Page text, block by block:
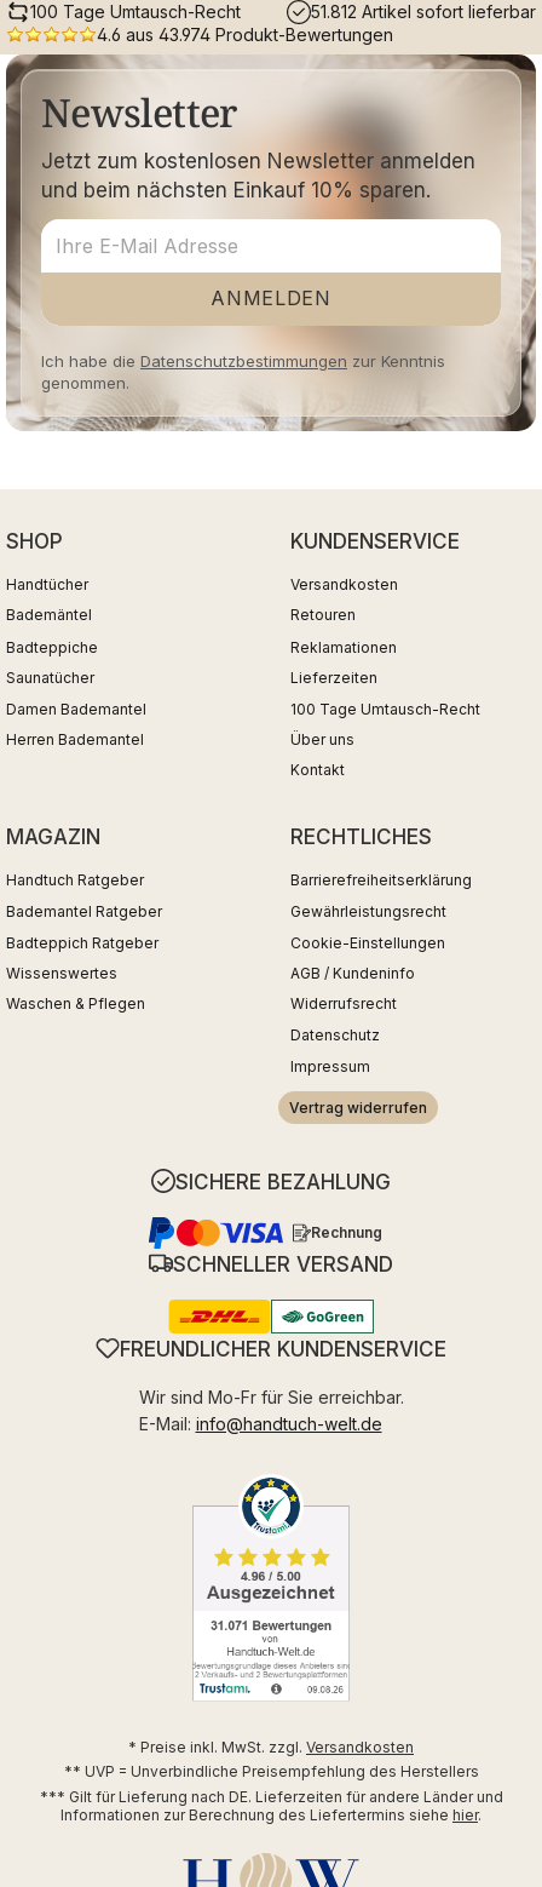
100 Tage Umtausch-Recht
51.812 Artikel sofort lieferbar
4.6 aus 43.974 Produkt-Bewertungen
Newsletter
Jetzt zum kostenlosen Newsletter anmelden
und beim nächsten Einkauf 10% sparen.
ANMELDEN
Ich habe die Datenschutzbestimmungen zur Kenntnis
genommen.
SHOP
Handtücher
Bademäntel
Badteppiche
Saunatücher
Damen Bademantel
Herren Bademantel
KUNDENSERVICE
Versandkosten
Retouren
Reklamationen
Lieferzeiten
100 Tage Umtausch-Recht
Über uns
Kontakt
MAGAZIN
Handtuch Ratgeber
Bademantel Ratgeber
Badteppich Ratgeber
Wissenswertes
Waschen & Pflegen
RECHTLICHES
Barrierefreiheitserklärung
Gewährleistungsrecht
Cookie-Einstellungen
AGB / Kundeninfo
Widerrufsrecht
Datenschutz
Impressum
Vertrag widerrufen
SICHERE BEZAHLUNG
Rechnung
SCHNELLER VERSAND
FREUNDLICHER KUNDENSERVICE
Wir sind Mo-Fr für Sie erreichbar.
E-Mail: info@handtuch-welt.de
* Preise inkl. MwSt. zzgl. Versandkosten
** UVP = Unverbindliche Preisempfehlung des Herstellers
*** Gilt für Lieferung nach DE. Lieferzeiten für andere Länder und
Informationen zur Berechnung des Liefertermins siehe hier.